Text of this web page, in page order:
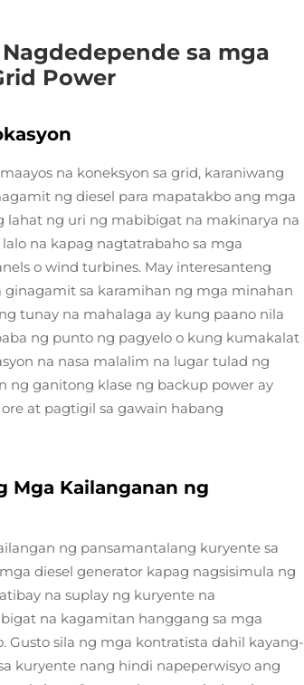
sa mga
Power
na koneksyon sa grid, karaniwang
ng diesel para mapatakbo ang mga
lahat ng uri ng mabibigat na makinarya na
na kapag nagtatrabaho sa mga
o wind turbines. May interesanteng
ginagamit sa karamihan ng mga minahan
tunay na mahalaga ay kung paano nila
ng punto ng pagyelo o kung kumakalat
na nasa malalim na lugar tulad ng
ng ganitong klase ng backup power ay
at pagtigil sa gawain habang
Mga Kailanganan ng
ng pansamantalang kuryente sa
diesel generator kapag nagsisimula ng
na suplay ng kuryente na
na kagamitan hanggang sa mga
sila ng mga kontratista dahil kayang-
kuryente nang hindi napeperwisyo ang